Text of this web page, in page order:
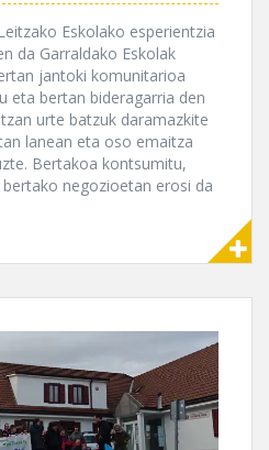
Eskolako esperientzia
da Garraldako Eskolak
jantoki komunitarioa
eta bertan bideragarria den
urte batzuk daramazkite
lanean eta oso emaitza
Bertakoa kontsumitu,
negozioetan erosi da